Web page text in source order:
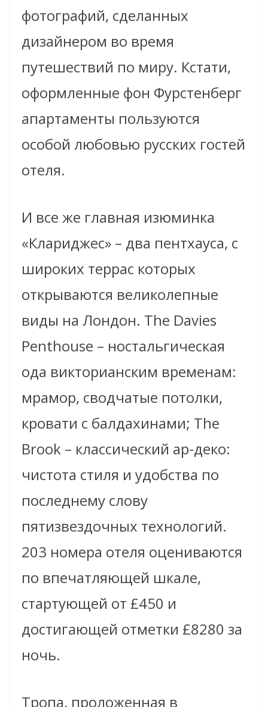
фотографий, сделанных
дизайнером во время
путешествий по миру. Кстати,
оформленные фон Фурстенберг
апартаменты пользуются
особой любовью русских гостей
отеля.
И все же главная изюминка
«Клариджес» – два пентхауса, с
широких террас которых
открываются великолепные
виды на Лондон. The Davies
Рenthouse – ностальгическая
ода викторианским временам:
мрамор, сводчатые потолки,
кровати с балдахинами; The
Brook – классический ар-деко:
чистота стиля и удобства по
последнему слову
пятизвездочных технологий.
203 номера отеля оцениваются
по впечатляющей шкале,
стартующей от £450 и
достигающей отметки £8280 за
ночь.
Тропа, проложенная в